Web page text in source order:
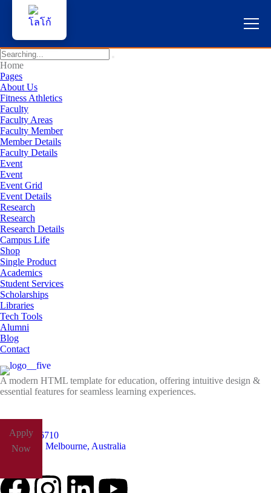
Home
Pages
About Us
Fitness Athletics
Faculty
Faculty Areas
Faculty Member
Member Details
Faculty Details
Event
Event
Event Grid
Event Details
Research
Research
Research Details
Campus Life
Shop
Single Product
Academics
Student Services
Scholarships
Libraries
Tech Tools
Alumni
Blog
Contact
A modern HTML template for education, offering intuitive design &
essential features for seamless learning experiences.
Apply
Now
+61485826710
Yarra Park, Melbourne, Australia
หน้าแรก
ผู้สนใจสมัครเรียน
บริการนักศึกษา
คณาจารย์และบุคลากร
บุคคลทั่วไป
ภาษาไทย